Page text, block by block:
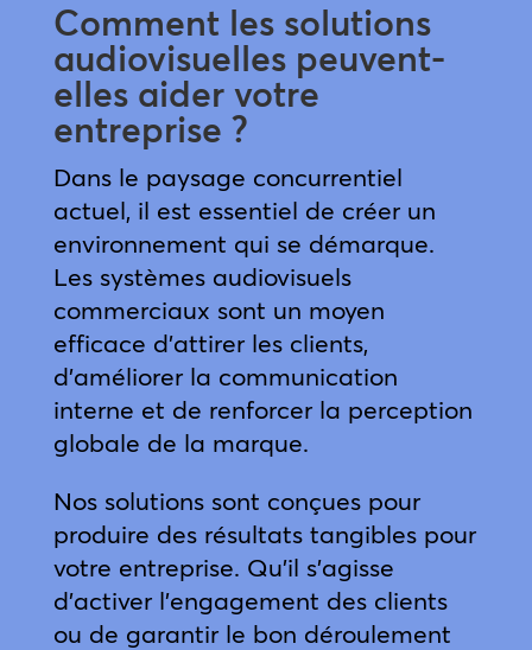
Comment les solutions
audiovisuelles peuvent-
elles aider votre
entreprise ?
Dans le paysage concurrentiel
actuel, il est essentiel de créer un
environnement qui se démarque.
Les systèmes audiovisuels
commerciaux sont un moyen
efficace d’attirer les clients,
d’améliorer la communication
interne et de renforcer la perception
globale de la marque.
Nos solutions sont conçues pour
produire des résultats tangibles pour
votre entreprise. Qu’il s’agisse
d’activer l’engagement des clients
ou de garantir le bon déroulement